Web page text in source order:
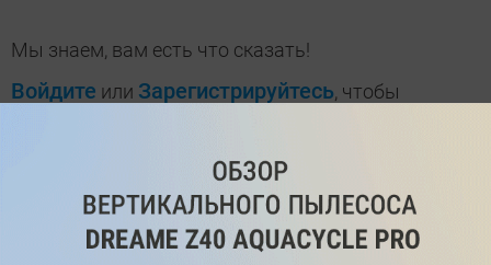
Мы знаем, вам есть что сказать!
Войдите или Зарегистрируйтесь, чтобы
Рекомендуем